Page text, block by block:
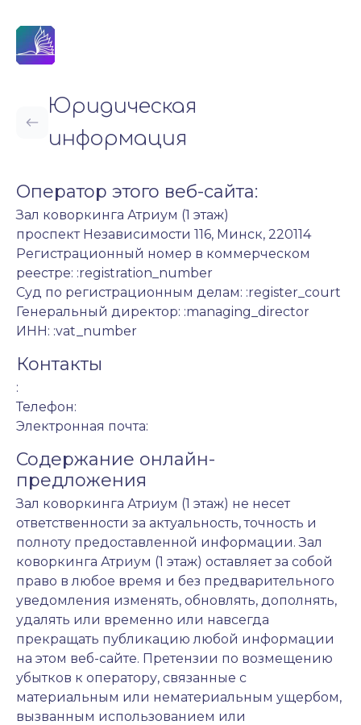
Юридическая
информация
Оператор этого веб-сайта:
Зал коворкинга Атриум (1 этаж)
проспект Независимости 116, Минск, 220114
Регистрационный номер в коммерческом
реестре: :registration_number
Суд по регистрационным делам: :register_court
Генеральный директор: :managing_director
ИНН: :vat_number
Контакты
:
Телефон:
Электронная почта:
Содержание онлайн-
предложения
Зал коворкинга Атриум (1 этаж) не несет
ответственности за актуальность, точность и
полноту предоставленной информации. Зал
коворкинга Атриум (1 этаж) оставляет за собой
право в любое время и без предварительного
уведомления изменять, обновлять, дополнять,
удалять или временно или навсегда
прекращать публикацию любой информации
на этом веб-сайте. Претензии по возмещению
убытков к оператору, связанные с
материальным или нематериальным ущербом,
вызванным использованием или